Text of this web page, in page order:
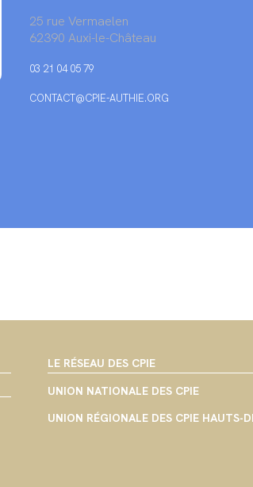
25 rue Vermaelen
62390 Auxi-le-Château
03 21 04 05 79
CONTACT@CPIE-AUTHIE.ORG
LE RÉSEAU DES CPIE
UNION NATIONALE DES CPIE
UNION RÉGIONALE DES CPIE HAUTS-